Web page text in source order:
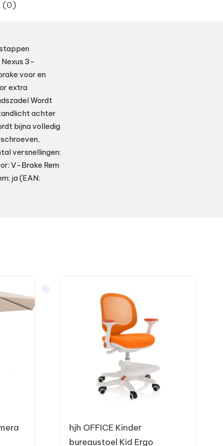
(0)
3-
voor en
extra
Wordt
achter
bijna volledig
versnellingen:
V-Brake Rem
ja (EAN:
hjh OFFICE Kinder
bureaustoel Kid Ergo